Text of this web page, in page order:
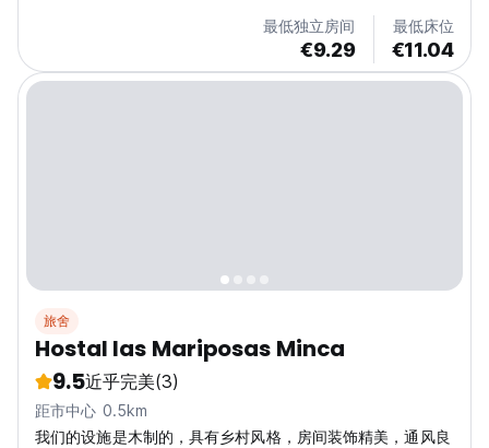
最低独立房间
€9.29
最低床位
€11.04
旅舍
Hostal las Mariposas Minca
9.5近乎完美(3)
距市中心 0.5km
我们的设施是木制的，具有乡村风格，房间装饰精美，通风良